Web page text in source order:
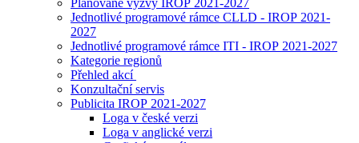
Jednotlivé programové rámce CLLD - IROP 2021-
2027
Jednotlivé programové rámce ITI - IROP 2021-2027
Kategorie regionů
Přehled akcí
Konzultační servis
Publicita IROP 2021-2027
Loga v české verzi
Loga v anglické verzi